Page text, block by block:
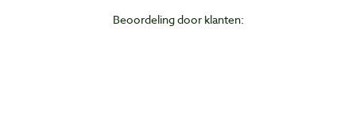
Beoordeling door klanten: